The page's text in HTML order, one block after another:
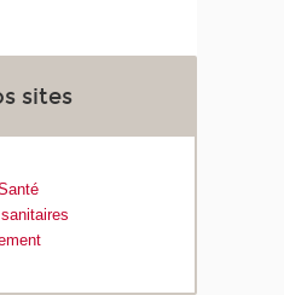
sites